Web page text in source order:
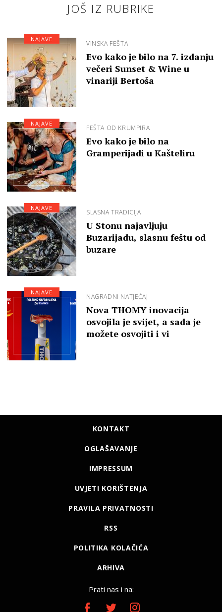
JOŠ IZ RUBRIKE
VINSKA FEŠTA
Evo kako je bilo na 7. izdanju
večeri Sunset & Wine u
vinariji Bertoša
NAJAVE
FEŠTA OD KRUMPIRA
Evo kako je bilo na
Gramperijadi u Kašteliru
NAJAVE
SLASNA TRADICIJA
U Stonu najavljuju
Buzarijadu, slasnu feštu od
buzare
NAJAVE
NAGRADNI NATJEČAJ
Nova THOMY inovacija
osvojila je svijet, a sada je
možete osvojiti i vi
NAJAVE
KONTAKT
OGLAŠAVANJE
IMPRESSUM
UVJETI KORIŠTENJA
PRAVILA PRIVATNOSTI
RSS
POLITIKA KOLAČIĆA
ARHIVA
Prati nas i na: